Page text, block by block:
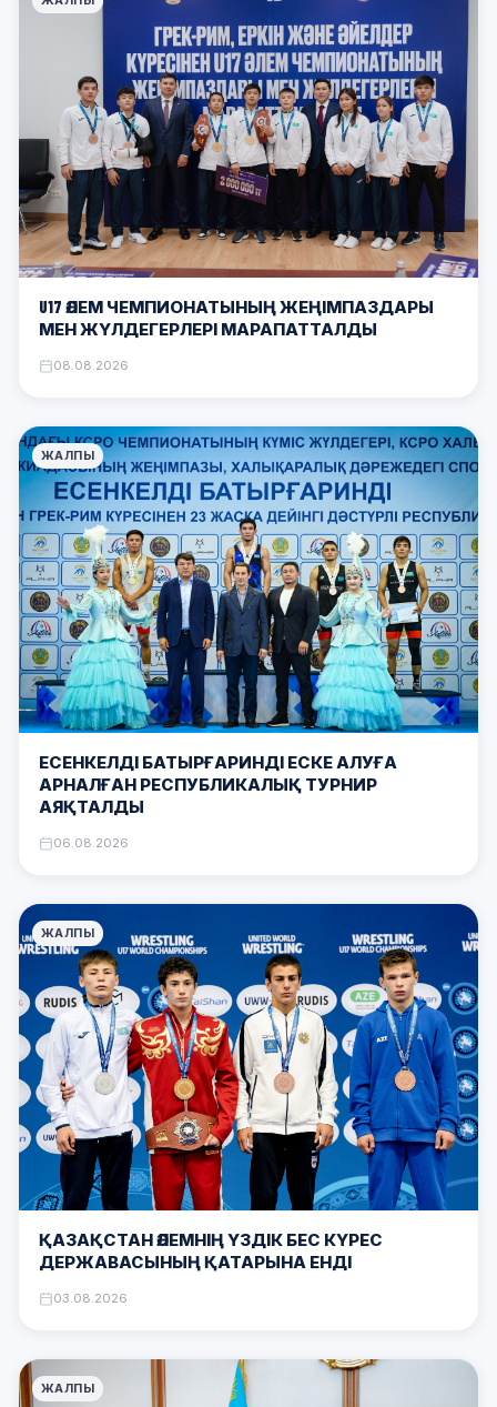
U17 ӘЛЕМ ЧЕМПИОНАТЫНЫҢ ЖЕҢІМПАЗДАРЫ
МЕН ЖҮЛДЕГЕРЛЕРІ МАРАПАТТАЛДЫ
08.08.2026
ЖАЛПЫ
ЕСЕНКЕЛДІ БАТЫРҒАРИНДІ ЕСКЕ АЛУҒА
АРНАЛҒАН РЕСПУБЛИКАЛЫҚ ТУРНИР
АЯҚТАЛДЫ
06.08.2026
ЖАЛПЫ
ҚАЗАҚСТАН ӘЛЕМНІҢ ҮЗДІК БЕС КҮРЕС
ДЕРЖАВАСЫНЫҢ ҚАТАРЫНА ЕНДІ
03.08.2026
ЖАЛПЫ